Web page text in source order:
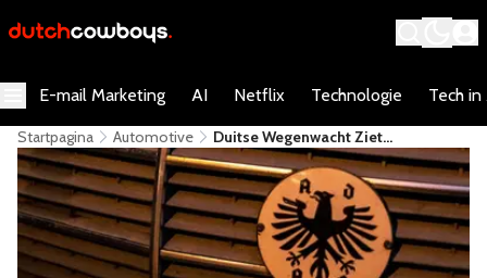
E-mail Marketing AI Netflix Technologie Tech in
Startpagina Automotive
Duitse Wegenwacht Ziet
Verdubbeling Pechgevallen EV’s